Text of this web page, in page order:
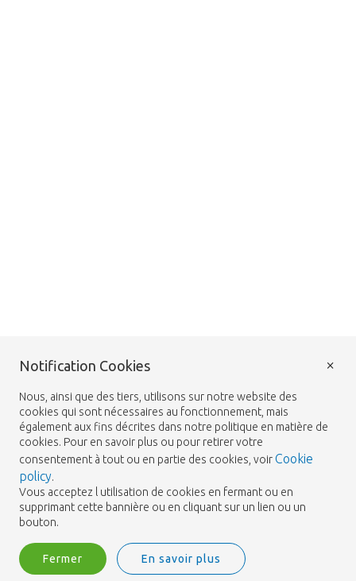
Notification Cookies
Nous, ainsi que des tiers, utilisons sur notre website des
cookies qui sont nécessaires au fonctionnement, mais
également aux fins décrites dans notre politique en matière de
cookies. Pour en savoir plus ou pour retirer votre
consentement à tout ou en partie des cookies, voirCookie
policy.
Vous acceptez l utilisation de cookies en fermant ou en
supprimant cette bannière ou en cliquant sur un lien ou un
bouton.
Fermer En savoir plus
×